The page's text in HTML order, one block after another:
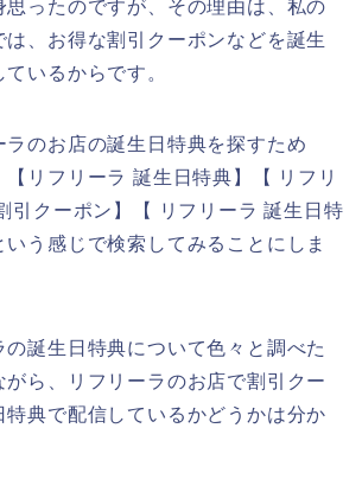
思ったのですが、その理由は、私の
、お得な割引クーポンなどを誕生
いるからです。
ラのお店の誕生日特典を探すため
リフリーラ 誕生日特典】【 リフリ
引クーポン】【 リフリーラ 誕生日特
う感じで検索してみることにしま
の誕生日特典について色々と調べた
ら、リフリーラのお店で割引クー
特典で配信しているかどうかは分か